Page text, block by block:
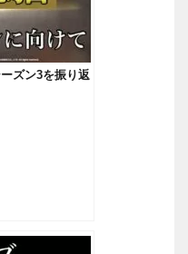
ズン3を振り返